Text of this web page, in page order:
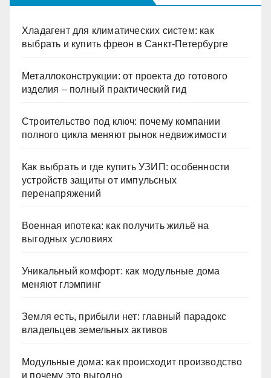
Хладагент для климатических систем: как
выбрать и купить фреон в Санкт-Петербурге
Металлоконструкции: от проекта до готового
изделия – полный практический гид
Строительство под ключ: почему компании
полного цикла меняют рынок недвижимости
Как выбрать и где купить УЗИП: особенности
устройств защиты от импульсных
перенапряжений
Военная ипотека: как получить жильё на
выгодных условиях
Уникальный комфорт: как модульные дома
меняют глэмпинг
Земля есть, прибыли нет: главный парадокс
владельцев земельных активов
Модульные дома: как происходит производство
и почему это выгодно